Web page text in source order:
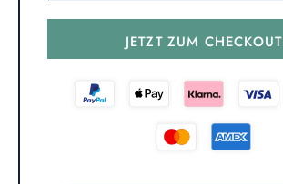
JETZT ZUM CHECKOUT